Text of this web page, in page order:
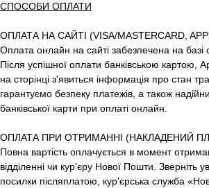
СПОСОБИ ОПЛАТИ
ОПЛАТА НА САЙТІ (VISA/MASTERCARD,
Оплата онлайн на сайті забезпечена на базі
Після успішної оплати банківською картою,
на сторінці з'явиться інформація про стан
гарантуємо безпеку платежів, а також
банківської карти при оплаті онлайн.
ОПЛАТА ПРИ ОТРИМАННІ (НАКЛАДЕНИЙ
Повна вартість оплачується в момент
відділенні чи кур'єру Нової Пошти. Зверніть
посилки післяплатою, кур'єрська служба